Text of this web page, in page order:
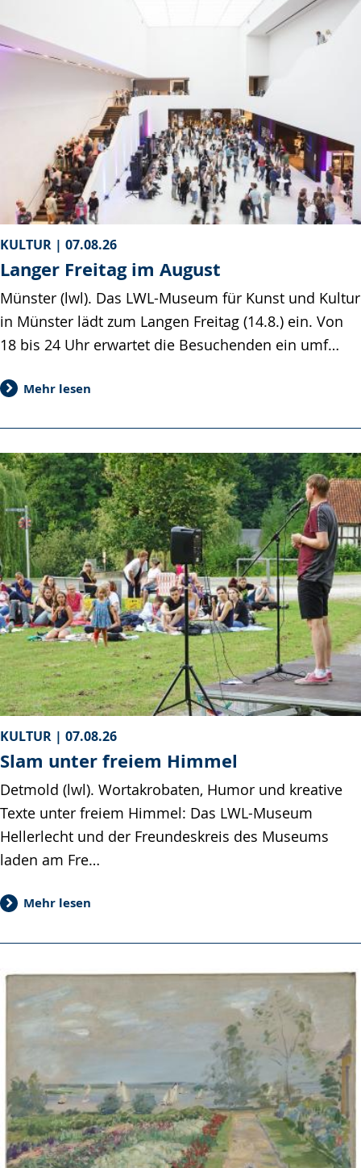
KULTUR | 07.08.26
Langer Freitag im August
Münster (lwl). Das LWL-Museum für Kunst und Kultur
in Münster lädt zum Langen Freitag (14.8.) ein. Von
18 bis 24 Uhr erwartet die Besuchenden ein umf…
Mehr lesen
KULTUR | 07.08.26
Slam unter freiem Himmel
Detmold (lwl). Wortakrobaten, Humor und kreative
Texte unter freiem Himmel: Das LWL-Museum
Hellerlecht und der Freundeskreis des Museums
laden am Fre…
Mehr lesen